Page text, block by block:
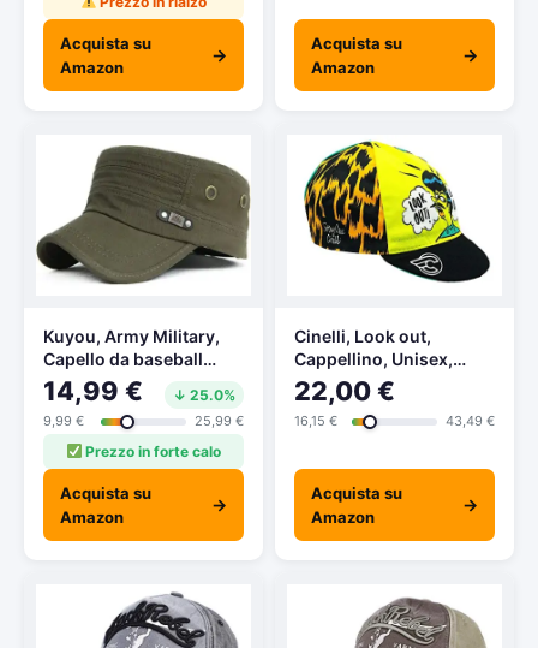
Acquista su
Amazon
→
Acquista su
Amazon
→
Kuyou, Army Military,
Capello da baseball
unisex vintage in stile
militare 009Oliv. Taglia
unica
14,99 € ↓ 25.0%
9,99 € 25,99 €
Prezzo in forte calo
Acquista su
Amazon
→
Cinelli, Look out,
Cappellino, Unisex,
0645759238948, Look
out, Taglia Unica
22,00 €
16,15 € 43,49 €
Acquista su
Amazon
→